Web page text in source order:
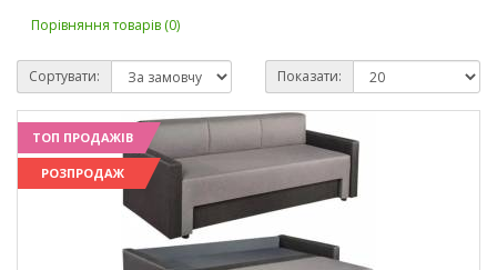
Порівняння товарів (0)
Сортувати: Показати:
ТОП ПРОДАЖІВ
РОЗПРОДАЖ